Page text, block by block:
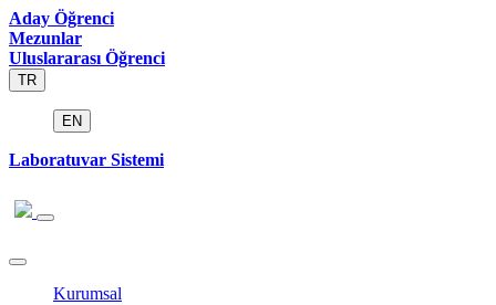
Aday Öğrenci
Mezunlar
Uluslararası Öğrenci
TR
EN
Laboratuvar Sistemi
Kurumsal